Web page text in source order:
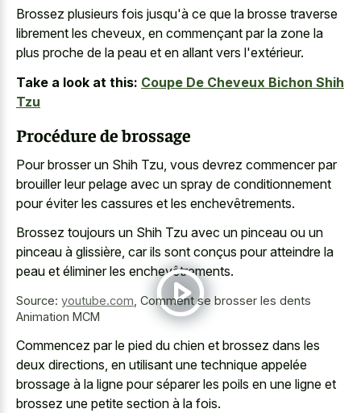
Brossez plusieurs fois jusqu'à ce que la brosse traverse
librement les cheveux, en commençant par la zone la
plus proche de la peau et en allant vers l'extérieur.
Take a look at this: Coupe De Cheveux Bichon Shih
Tzu
Procédure de brossage
Pour brosser un Shih Tzu, vous devrez commencer par
brouiller leur pelage avec un spray de conditionnement
pour éviter les cassures et les enchevêtrements.
Brossez toujours un Shih Tzu avec un pinceau ou un
pinceau à glissière, car ils sont conçus pour atteindre la
peau et éliminer les enchevêtrements.
Source: youtube.com Comment se brosser les dents
Animation MCM
Commencez par le pied du chien et brossez dans les
deux directions, en utilisant une technique appelée
brossage à la ligne pour séparer les poils en une ligne et
brossez une petite section à la fois.